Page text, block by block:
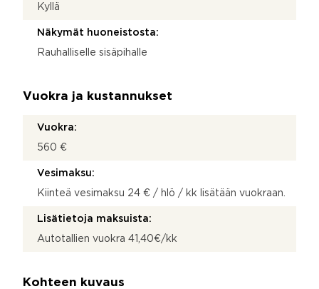
Kyllä
Näkymät huoneistosta:
Rauhalliselle sisäpihalle
Vuokra ja kustannukset
Vuokra:
560 €
Vesimaksu:
Kiinteä vesimaksu 24 € / hlö / kk lisätään vuokraan.
Lisätietoja maksuista:
Autotallien vuokra 41,40€/kk
Kohteen kuvaus